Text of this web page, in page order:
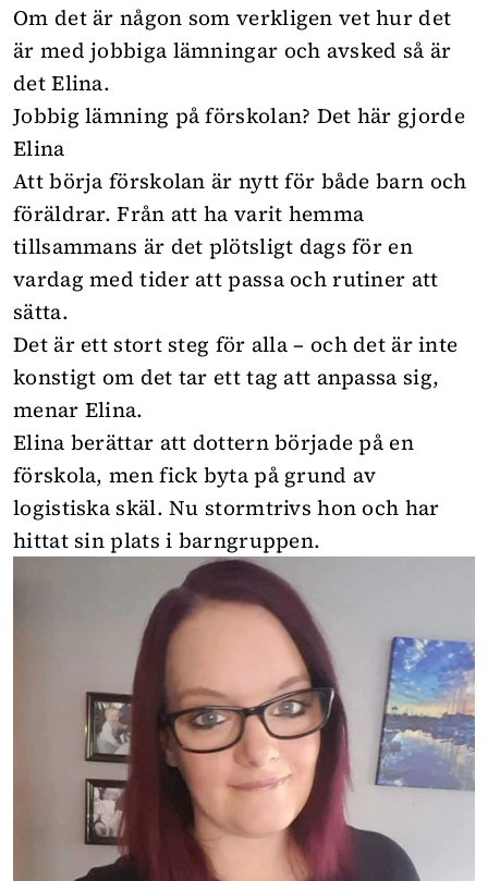
Om det är någon som verkligen vet hur det
är med jobbiga lämningar och avsked så är
det Elina.
Jobbig lämning på förskolan? Det här gjorde
Elina
Att börja förskolan är nytt för både barn och
föräldrar. Från att ha varit hemma
tillsammans är det plötsligt dags för en
vardag med tider att passa och rutiner att
sätta.
Det är ett stort steg för alla – och det är inte
konstigt om det tar ett tag att anpassa sig,
menar Elina.
Elina berättar att dottern började på en
förskola, men fick byta på grund av
logistiska skäl. Nu stormtrivs hon och har
hittat sin plats i barngruppen.